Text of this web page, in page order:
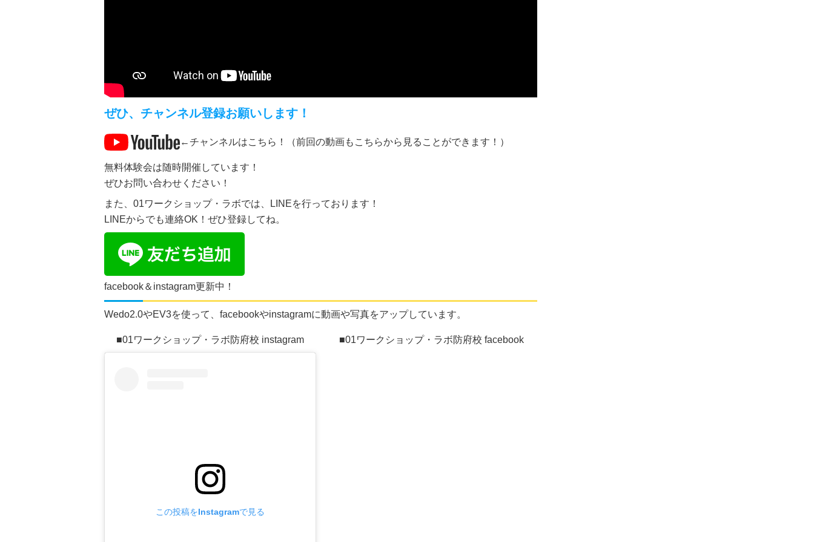
ぜひ、チャンネル登録お願いします！
←チャンネルはこちら！（前回の動画もこちらから見ることができます！）
無料体験会は随時開催しています！
ぜひお問い合わせください！
また、01ワークショップ・ラボでは、LINEを行っております！
LINEからでも連絡OK！ぜひ登録してね。
facebook＆instagram更新中！
Wedo2.0やEV3を使って、facebookやinstagramに動画や写真をアップしています。
■01ワークショップ・ラボ防府校 instagram
この投稿をInstagramで見る
■01ワークショップ・ラボ防府校 facebook